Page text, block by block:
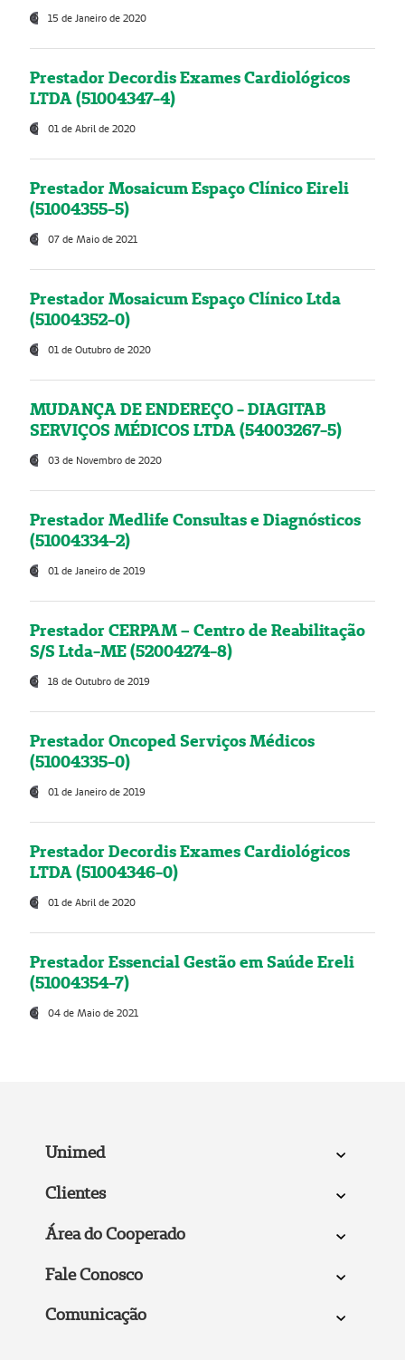
15 de Janeiro de 2020
Prestador Decordis Exames Cardiológicos
LTDA (51004347-4)
01 de Abril de 2020
Prestador Mosaicum Espaço Clínico Eireli
(51004355-5)
07 de Maio de 2021
Prestador Mosaicum Espaço Clínico Ltda
(51004352-0)
01 de Outubro de 2020
MUDANÇA DE ENDEREÇO - DIAGITAB
SERVIÇOS MÉDICOS LTDA (54003267-5)
03 de Novembro de 2020
Prestador Medlife Consultas e Diagnósticos
(51004334-2)
01 de Janeiro de 2019
Prestador CERPAM – Centro de Reabilitação
S/S Ltda-ME (52004274-8)
18 de Outubro de 2019
Prestador Oncoped Serviços Médicos
(51004335-0)
01 de Janeiro de 2019
Prestador Decordis Exames Cardiológicos
LTDA (51004346-0)
01 de Abril de 2020
Prestador Essencial Gestão em Saúde Ereli
(51004354-7)
04 de Maio de 2021
Unimed
Clientes
Área do Cooperado
Fale Conosco
Comunicação